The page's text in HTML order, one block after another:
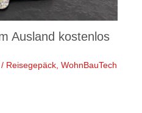
Ausland kostenlos
/ Reisegepäck, WohnBauTech